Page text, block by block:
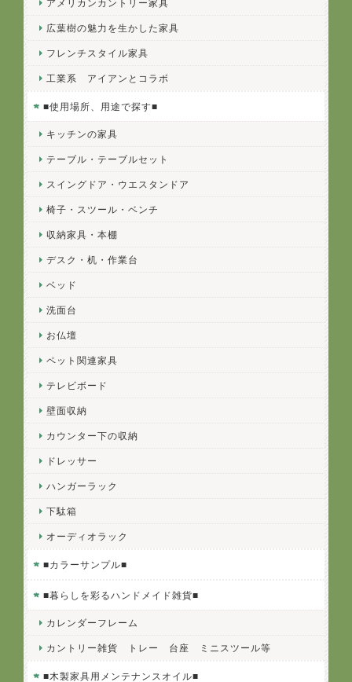
アメリカンカントリー家具
広葉樹の魅力を生かした家具
フレンチスタイル家具
工業系 アイアンとコラボ
■使用場所、用途で探す■
キッチンの家具
テーブル・テーブルセット
スイングドア・ウエスタンドア
椅子・スツール・ベンチ
収納家具・本棚
デスク・机・作業台
ベッド
洗面台
お仏壇
ペット関連家具
テレビボード
壁面収納
カウンター下の収納
ドレッサー
ハンガーラック
下駄箱
オーディオラック
■カラーサンプル■
■暮らしを彩るハンドメイド雑貨■
カレンダーフレーム
カントリー雑貨 トレー 台座 ミニスツール等
■木製家具用メンテナンスオイル■